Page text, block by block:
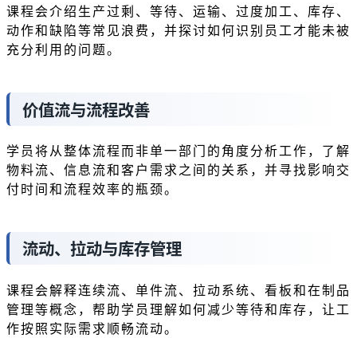
课程会介绍生产过剩、等待、运输、过度加工、库存、
动作和缺陷等常见浪费，并探讨如何识别员工才能未被
充分利用的问题。
价值流与流程改善
学员将从整体流程而非单一部门的角度分析工作，了解
物料流、信息流和客户需求之间的关系，并寻找影响交
付时间和流程效率的瓶颈。
流动、拉动与库存管理
课程会解释连续流、单件流、拉动系统、看板和在制品
管理等概念，帮助学员理解如何减少等待和库存，让工
作按照实际需求顺畅流动。